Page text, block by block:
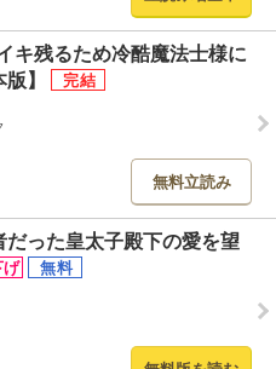
キ残るため冷酷魔法士様に
】
無料立読み
だった皇太子殿下の愛を望